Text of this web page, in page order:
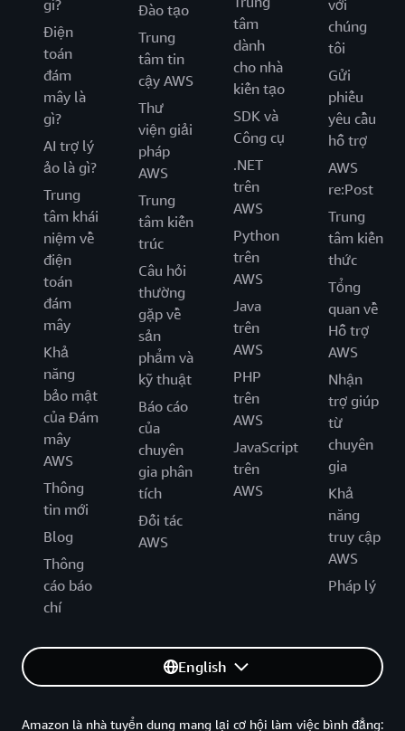
gì?
Điện
toán
đám
mây là
gì?
AI trợ lý
ảo là gì?
Trung
tâm khái
niệm về
điện
toán
đám
mây
Khả
năng
bảo mật
của Đám
mây
AWS
Thông
tin mới
Blog
Thông
cáo báo
chí
Đào tạo
Trung
tâm tin
cậy AWS
Thư
viện giải
pháp
AWS
Trung
tâm kiến
trúc
Câu hỏi
thường
gặp về
sản
phẩm và
kỹ thuật
Báo cáo
của
chuyên
gia phân
tích
Đối tác
AWS
tâm
dành
cho nhà
kiến tạo
SDK và
Công cụ
.NET
trên
AWS
Python
trên
AWS
Java
trên
AWS
PHP
trên
AWS
JavaScript
trên
AWS
với
chúng
tôi
Gửi
phiếu
yêu cầu
hỗ trợ
AWS
re:Post
Trung
tâm kiến
thức
Tổng
quan về
Hỗ trợ
AWS
Nhận
trợ giúp
từ
chuyên
gia
Khả
năng
truy cập
AWS
Pháp lý
English
Amazon là nhà tuyển dung mang lại cơ hội làm việc bình đẳng: